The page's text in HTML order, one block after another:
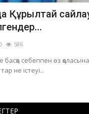
Құрылтай
586
басқа себеппен өз
не істеуі...